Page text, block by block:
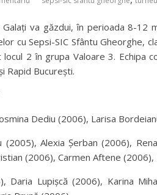
Galați va găzdui, în perioada 8-
cu Sepsi-SIC Sfântu Gheorghe,
2 în grupa Valoare 3. Echipa
Rapid București.
Dediu (2006), Larisa
(2005), Alexia Șerban (2006),
(2006), Carmen Aftene
Daria Lupișcă (2006), Karina